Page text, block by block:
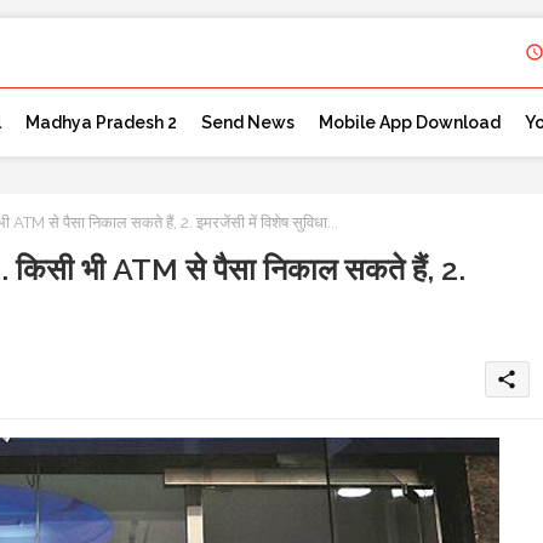
Madhya Pradesh 2 Send News Mobile App Download
से पैसा निकाल सकते हैं, 2. इमरजेंसी में विशेष सुविधा...
भी ATM से पैसा निकाल सकते हैं, 2.
share